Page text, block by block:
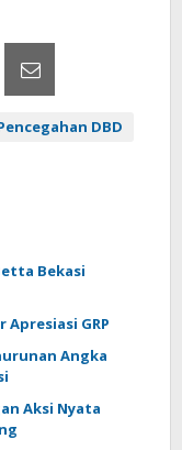
DBD
Bekasi
GRP
Angka
Aksi Nyata